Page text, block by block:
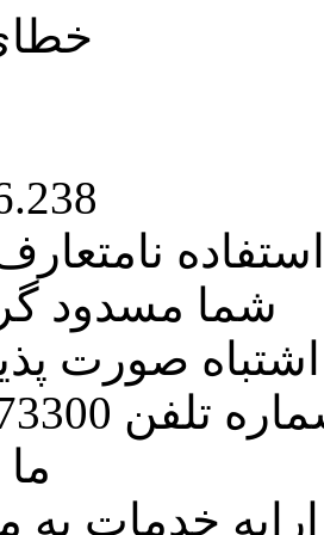
شما مسدود
اشتباه صورت
خدمات به